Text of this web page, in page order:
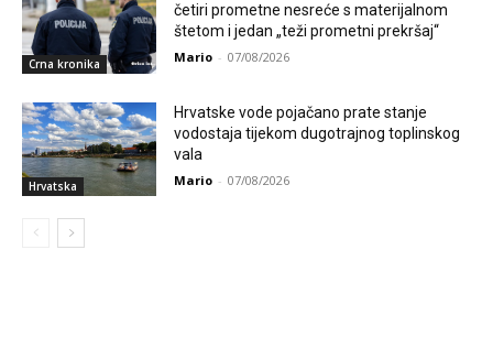
Crna kronika
četiri prometne nesreće s materijalnom
štetom i jedan „teži prometni prekršaj“
Mario - 07/08/2026
Hrvatska
Hrvatske vode pojačano prate stanje
vodostaja tijekom dugotrajnog toplinskog
vala
Mario - 07/08/2026